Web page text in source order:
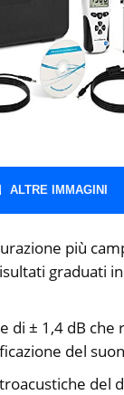
ALTRE IMMAGINI
più
graduati
di ± 1,4 dB che
del
del